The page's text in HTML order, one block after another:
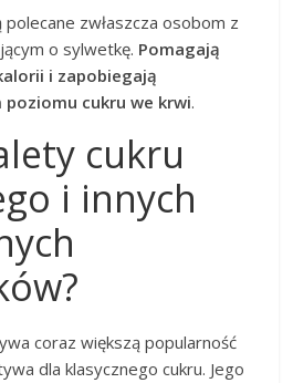
zwłaszcza osobom z
o sylwetkę. Pomagają
i zapobiegają
poziomu cukru we krwi.
cukru
i innych
coraz większą popularność
dla klasycznego cukru. Jego